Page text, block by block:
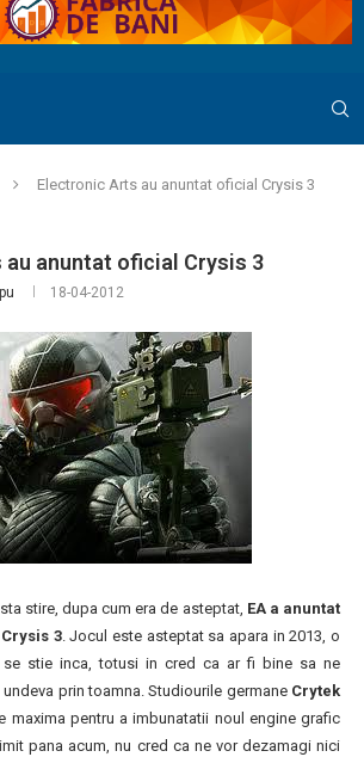
Electronic Arts au anuntat oficial Crysis 3
anuntat oficial Crysis 3
18-04-2012
stire, dupa cum era de asteptat, EA a anuntat
3. Jocul este asteptat sa apara in 2013, o
se stie inca, totusi in cred ca ar fi bine sa ne
prin toamna. Studiourile germane Crytek
maxima pentru a imbunatatii noul engine grafic
pana acum, nu cred ca ne vor dezamagi nici